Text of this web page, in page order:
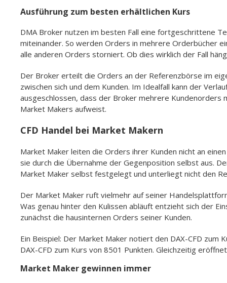
Ausführung zum besten erhältlichen Kurs
DMA Broker nutzen im besten Fall eine fortgeschrittene
miteinander. So werden Orders in mehrere Orderbücher
alle anderen Orders storniert. Ob dies wirklich der Fall
Der Broker erteilt die Orders an der Referenzbörse im
zwischen sich und dem Kunden. Im Idealfall kann der
ausgeschlossen, dass der Broker mehrere
Market Makers aufweist.
CFD Handel bei Market Makern
Market Maker leiten die Orders ihrer Kunden nicht an
sie durch die Übernahme der Gegenposition selbst aus.
Market Maker selbst festgelegt und unterliegt nicht den
Der Market Maker ruft vielmehr auf seiner
Was genau hinter den Kulissen abläuft entzieht sich der
zunächst die hausinternen Orders seiner Kunden.
Ein Beispiel: Der Market Maker notiert den DAX-CFD
DAX-CFD zum Kurs von 8501 Punkten. Gleichzeitig
Market Maker gewinnen immer